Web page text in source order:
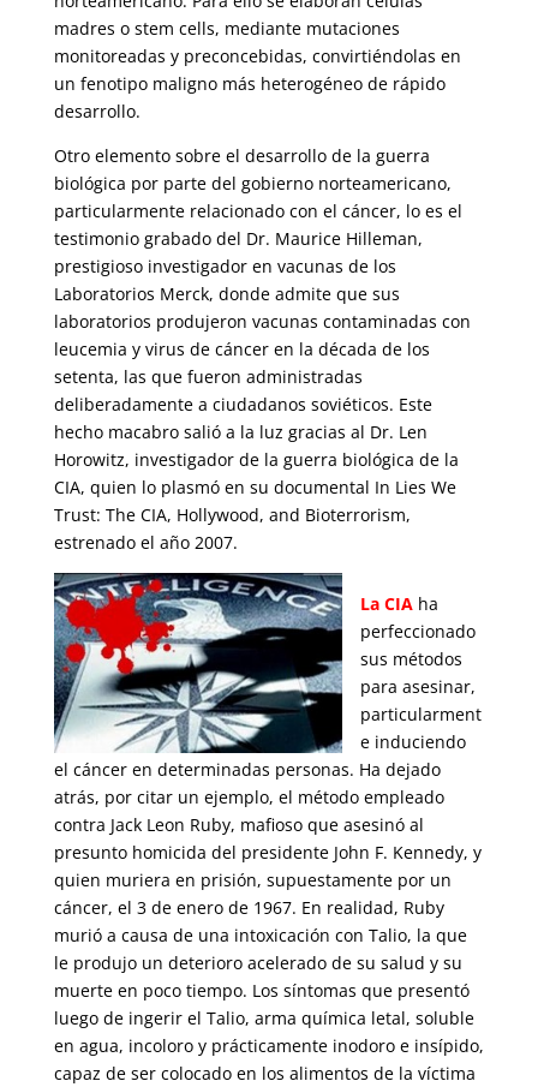
madres o stem cells, mediante mutaciones
monitoreadas y preconcebidas, convirtiéndolas en
un fenotipo maligno más heterogéneo de rápido
desarrollo.
Otro elemento sobre el desarrollo de la guerra
biológica por parte del gobierno norteamericano,
particularmente relacionado con el cáncer, lo es el
testimonio grabado del Dr. Maurice Hilleman,
prestigioso investigador en vacunas de los
Laboratorios Merck, donde admite que sus
laboratorios produjeron vacunas contaminadas con
leucemia y virus de cáncer en la década de los
setenta, las que fueron administradas
deliberadamente a ciudadanos soviéticos. Este
hecho macabro salió a la luz gracias al Dr. Len
Horowitz, investigador de la guerra biológica de la
CIA, quien lo plasmó en su documental In Lies We
Trust: The CIA, Hollywood, and Bioterrorism,
estrenado el año 2007.
La CIAha
perfeccionado
sus métodos
para asesinar,
particularment
e induciendo
el cáncer en determinadas personas. Ha dejado
atrás, por citar un ejemplo, el método empleado
contra Jack Leon Ruby, mafioso que asesinó al
presunto homicida del presidente John F. Kennedy, y
quien muriera en prisión, supuestamente por un
cáncer, el 3 de enero de 1967. En realidad, Ruby
murió a causa de una intoxicación con Talio, la que
le produjo un deterioro acelerado de su salud y su
muerte en poco tiempo. Los síntomas que presentó
luego de ingerir el Talio, arma química letal, soluble
en agua, incoloro y prácticamente inodoro e insípido,
capaz de ser colocado en los alimentos de la víctima